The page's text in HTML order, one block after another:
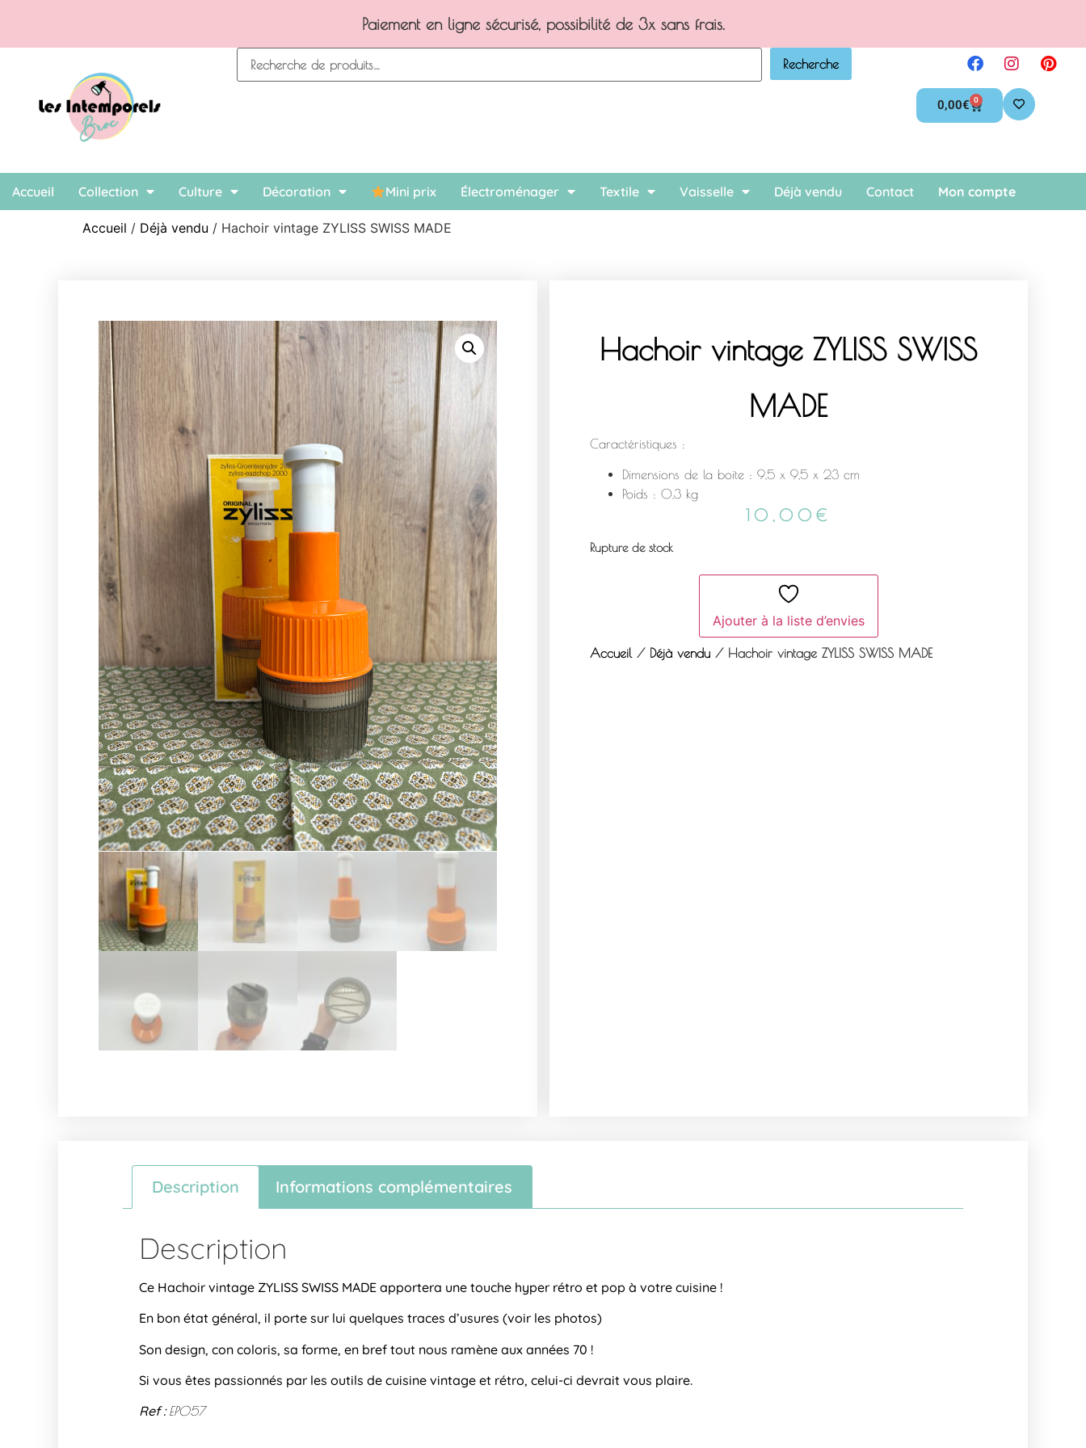
Paiement en ligne sécurisé, possibilité de 3x sans frais.
Recherche
0,00€ 0
Accueil Collection Culture Décoration Mini prix Électroménager Textile Vaisselle Déjà vendu Contact Mon compte
Accueil / Déjà vendu / Hachoir vintage ZYLISS SWISS MADE
Hachoir vintage ZYLISS SWISS
MADE
Caractéristiques :
Dimensions de la boite : 9,5 x 9,5 x 23 cm
Poids : 0,3 kg
10,00 €
Rupture de stock
Ajouter à la liste d’envies
Accueil/ Déjà vendu/ Hachoir vintage ZYLISS SWISS MADE
Description Informations complémentaires
Description
Ce Hachoir vintage ZYLISS SWISS MADE apportera une touche hyper rétro et pop à votre cuisine !
En bon état général, il porte sur lui quelques traces d’usures (voir les photos)
Son design, con coloris, sa forme, en bref tout nous ramène aux années 70 !
Si vous êtes passionnés par les outils de cuisine vintage et rétro, celui-ci devrait vous plaire.
Ref :EP057